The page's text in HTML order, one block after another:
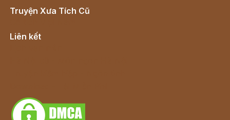
Truyện Xưa Tích Cũ
Liên kết